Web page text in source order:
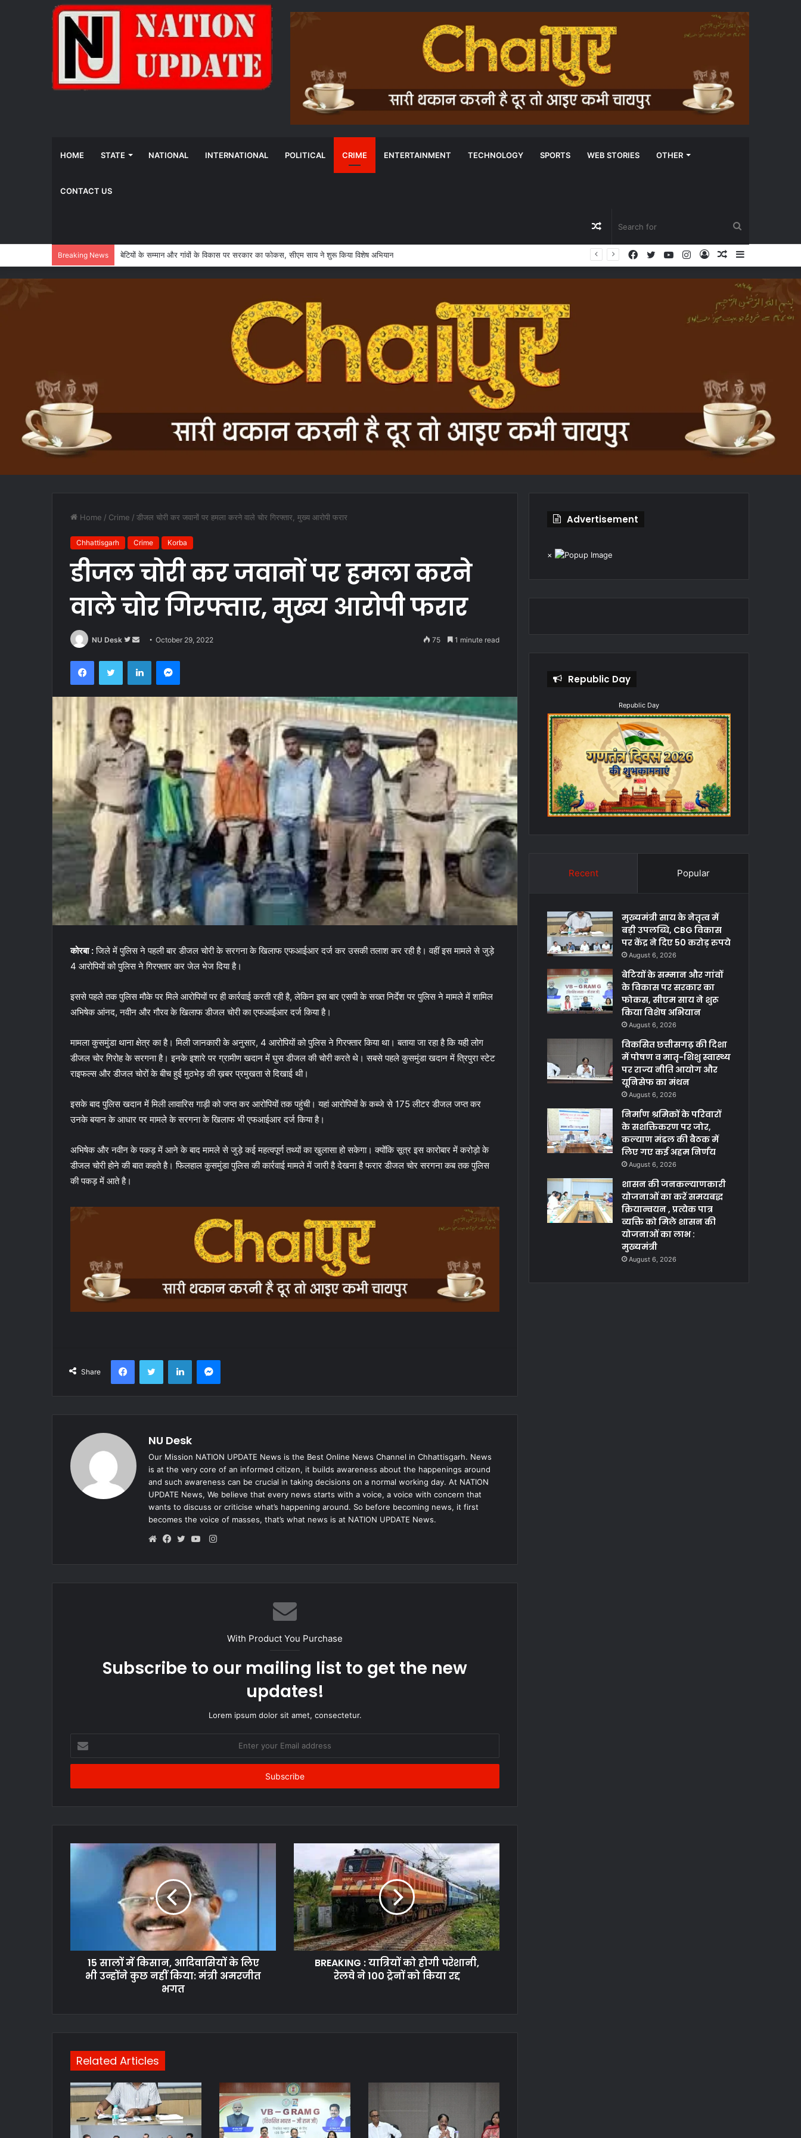
HOME STATE NATIONAL INTERNATIONAL POLITICAL CRIME ENTERTAINMENT TECHNOLOGY SPORTS WEB STORIES OTHER
CONTACT US
for
Random
Article
Breaking News बेटियों के सम्मान और गांवों के विकास पर सरकार का फोकस, सीएम साय ने शुरू किया विशेष अभियान Sidebar
Random
Log
Instagram
YouTube
Twitter
Facebook
Home / Crime / डीजल चोरी कर जवानों पर हमला करने वाले चोर गिरफ्तार, मुख्य आरोपी फरार
Chhattisgarh Crime Korba
डीजल चोरी कर जवानों पर हमला करने
वाले चोर गिरफ्तार, मुख्य आरोपी फरार
NU Desk
Follow
Twitter
SendOctober 29, 2022 75 1 minute read
FacebookTwitter LinkedInMessenger
कोरबा :जिले में पुलिस ने पहली बार डीजल चोरी के सरगना के खिलाफ एफआईआर दर्ज कर उसकी तलाश कर रही है। वहीं इस मामले से जुड़े
4 आरोपियों को पुलिस ने गिरफ्तार कर जेल भेज दिया है।
इससे पहले तक पुलिस मौके पर मिले आरोपियों पर ही कार्रवाई करती रही है, लेकिन इस बार एसपी के सख्त निर्देश पर पुलिस ने मामले में शामिल
अभिषेक आंनद, नवीन और गौरव के खिलाफ डीजल चोरी का एफआईआर दर्ज किया है।
मामला कुसमुंडा थाना क्षेत्र का है। मिली जानकारी के अनुसार, 4 आरोपियों को पुलिस ने गिरफ्तार किया था। बताया जा रहा है कि यही लोग
डीजल चोर गिरोह के सरगना है। इनके इशारे पर ग्रामीण खदान में घुस डीजल की चोरी करते थे। सबसे पहले कुसमुंडा खदान में त्रिपुरा स्टेट
राइफल्स और डीजल चोरों के बीच हुई मुठभेड़ की ख़बर प्रमुखता से दिखाई थी।
इसके बाद पुलिस खदान में मिली लावारिस गाड़ी को जप्त कर आरोपियों तक पहुंची। यहां आरोपियों के कब्जे से 175 लीटर डीजल जप्त कर
उनके बयान के आधार पर मामले के सरगना के खिलाफ भी एफआईआर दर्ज किया है।
अभिषेक और नवीन के पकड़ में आने के बाद मामले से जुड़े कई महत्वपूर्ण तथ्यों का खुलासा हो सकेगा। क्योंकि सूत्र इस कारोबार में करोड़ो के
डीजल चोरी होने की बात कहते है। फिलहाल कुसमुंडा पुलिस की कार्रवाई मामले में जारी है देखना है फरार डीजल चोर सरगना कब तक पुलिस
की पकड़ में आते है।
Share
FacebookTwitter LinkedInMessenger
NU Desk
Our Mission NATION UPDATE News is the Best Online News Channel in Chhattisgarh. News
is at the very core of an informed citizen, it builds awareness about the happenings around
and such awareness can be crucial in taking decisions on a normal working day. At NATION
UPDATE News, We believe that every news starts with a voice, a voice with concern that
wants to discuss or criticise what’s happening around. So before becoming news, it first
becomes the voice of masses, that’s what news is at NATION UPDATE News.
Instagram
With Product You Purchase
Subscribe to our mailing list to get the new
updates!
Lorem ipsum dolor sit amet, consectetur.
your
Email
15 सालों में किसान, आदिवासियों के लिए
भी उन्होंने कुछ नहीं किया: मंत्री अमरजीत
भगत
BREAKING : यात्रियों को होगी परेशानी,
रेलवे ने 100 ट्रेनों को किया रद्द
Related Articles
Advertisement
×
Republic Day
Republic Day
Recent Popular
मुख्यमंत्री साय के नेतृत्व में
बड़ी उपलब्धि, CBG विकास
पर केंद्र ने दिए 50 करोड़ रुपये
August 6, 2026
बेटियों के सम्मान और गांवों
के विकास पर सरकार का
फोकस, सीएम साय ने शुरू
किया विशेष अभियान
August 6, 2026
विकसित छत्तीसगढ़ की दिशा
में पोषण व मातृ-शिशु स्वास्थ्य
पर राज्य नीति आयोग और
यूनिसेफ का मंथन
August 6, 2026
निर्माण श्रमिकों के परिवारों
के सशक्तिकरण पर जोर,
कल्याण मंडल की बैठक में
लिए गए कई अहम निर्णय
August 6, 2026
शासन की जनकल्याणकारी
योजनाओं का करें समयबद्ध
क्रियान्वयन , प्रत्येक पात्र
व्यक्ति को मिले शासन की
योजनाओं का लाभ :
मुख्यमंत्री
August 6, 2026